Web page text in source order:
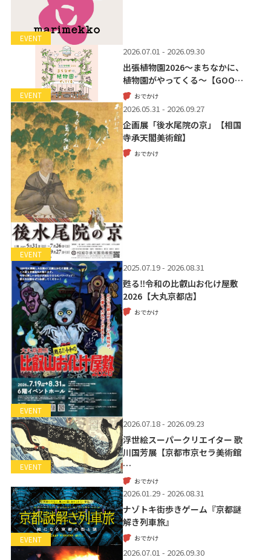
EVENT
EVENT
2026.07.01 - 2026.09.30
出張植物園2026～まちなかに、
植物園がやってくる～【GOO…
おでかけ
EVENT
2026.05.31 - 2026.09.27
企画展「後水尾院の京」【相国
寺承天閣美術館】
おでかけ
EVENT
2025.07.19 - 2026.08.31
甦る‼令和の比叡山お化け屋敷
2026【大丸京都店】
おでかけ
EVENT
2026.07.18 - 2026.09.23
浮世絵スーパークリエイター 歌
川国芳展【京都市京セラ美術館
…
おでかけ
EVENT
2026.01.29 - 2026.08.31
ナゾトキ街歩きゲーム『京都謎
解き列車旅』
おでかけ
2026.07.01 - 2026.09.30